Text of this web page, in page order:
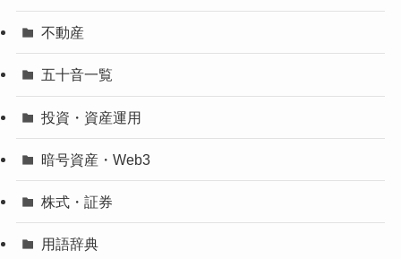
不動産
五十音一覧
投資・資産運用
暗号資産・Web3
株式・証券
用語辞典